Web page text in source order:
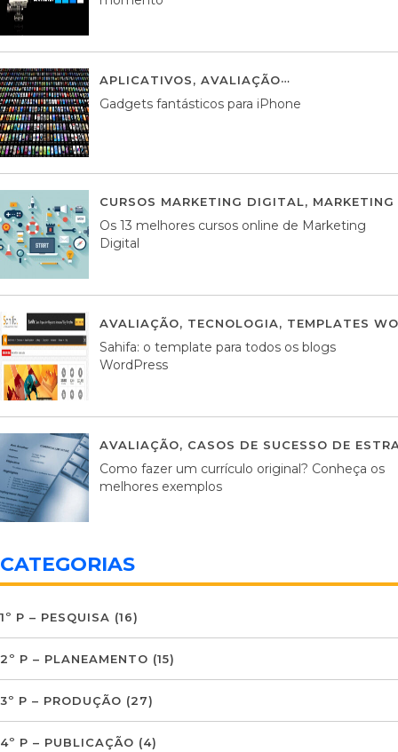
APLICATIVOS, AVALIAÇÃO
Gadgets fantásticos para iPhone
CURSOS MARKETING DIGITAL,
Os 13 melhores cursos online de Marketing
Digital
AVALIAÇÃO, TECNOLOGIA, TEMPLATES
Sahifa: o template para todos os blogs
WordPress
AVALIAÇÃO, CASOS DE SUCESSO DE
Como fazer um currículo original? Conheça os
melhores exemplos
CATEGORIAS
1º P – PESQUISA (16)
2º P – PLANEAMENTO (15)
3º P – PRODUÇÃO (27)
4º P – PUBLICAÇÃO (4)